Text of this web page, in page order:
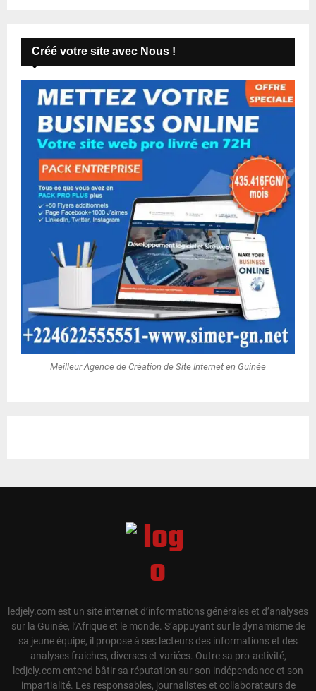
Créé votre site avec Nous !
Meilleur Agence de Création de Site Internet en Guinée
ledjely.com est un site internet d’informations générales et d’analyses
sur la Guinée, l’Afrique et le monde. S’appuyant sur le dynamisme de
sa jeune équipe, il propose à ses lecteurs des informations et des
analyses fraiches, diverses et variées. Outre sa pro-activité,
ledjely.com entend bâtir sa réputation sur son indépendance et son
impartialité. Les responsables, journalistes et collaborateurs de